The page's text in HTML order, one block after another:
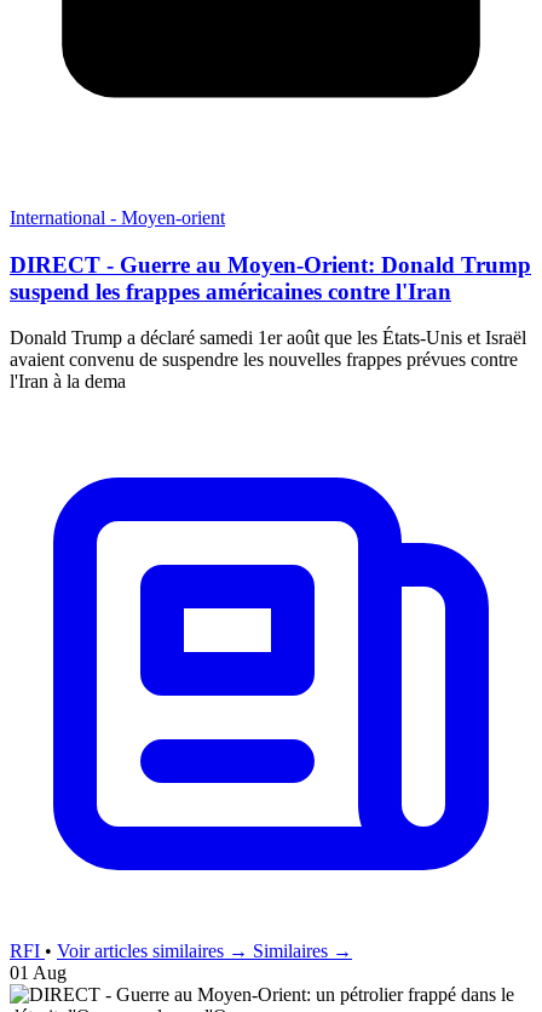
International - Moyen-orient
DIRECT - Guerre au Moyen-Orient: Donald Trump
suspend les frappes américaines contre l'Iran
Donald Trump a déclaré samedi 1er août que les États-Unis et Israël
avaient convenu de suspendre les nouvelles frappes prévues contre
l'Iran à la dema
RFI • Voir articles similaires → Similaires →
01 Aug